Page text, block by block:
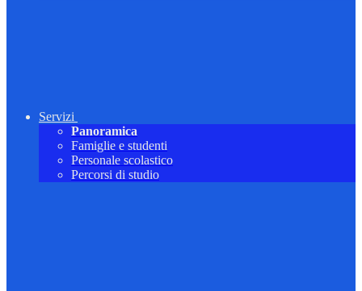
Servizi
Panoramica
Famiglie e studenti
Personale scolastico
Percorsi di studio